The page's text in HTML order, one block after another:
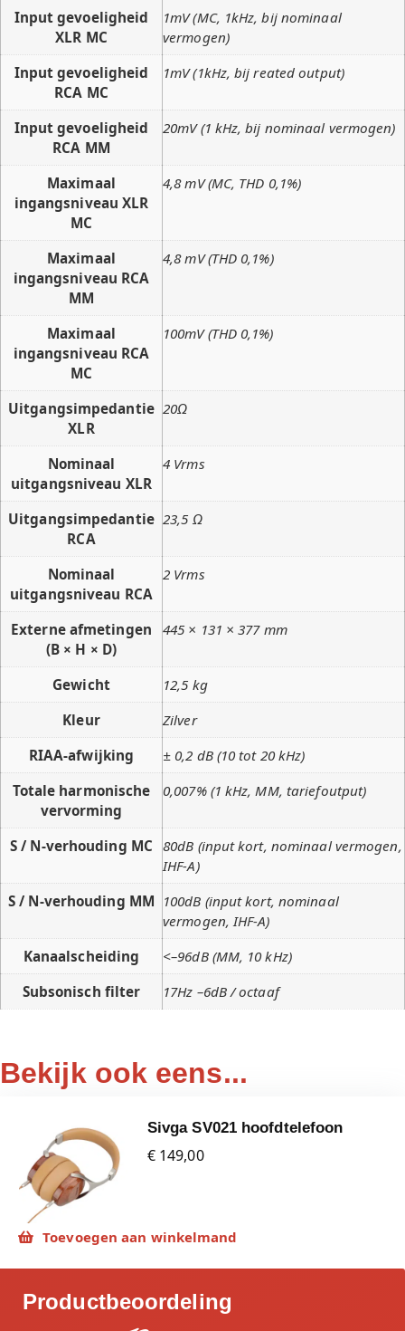
Input gevoeligheid
XLR MC
1mV (MC, 1kHz, bij nominaal
vermogen)
Input gevoeligheid
RCA MC
1mV (1kHz, bij reated output)
Input gevoeligheid
RCA MM
20mV (1 kHz, bij nominaal vermogen)
Maximaal
ingangsniveau XLR
MC
4,8 mV (MC, THD 0,1%)
Maximaal
ingangsniveau RCA
MM
4,8 mV (THD 0,1%)
Maximaal
ingangsniveau RCA
MC
100mV (THD 0,1%)
Uitgangsimpedantie
XLR
20Ω
Nominaal
uitgangsniveau XLR
4 Vrms
Uitgangsimpedantie
RCA
23,5 Ω
Nominaal
uitgangsniveau RCA
2 Vrms
Externe afmetingen
(B × H × D)
445 × 131 × 377 mm
Gewicht
12,5 kg
Kleur
Zilver
RIAA-afwijking
± 0,2 dB (10 tot 20 kHz)
Totale harmonische
vervorming
0,007% (1 kHz, MM, tariefoutput)
S / N-verhouding MC 80dB (input kort, nominaal vermogen,
IHF-A)
S / N-verhouding MM 100dB (input kort, nominaal
vermogen, IHF-A)
Kanaalscheiding
<–96dB (MM, 10 kHz)
Subsonisch filter
17Hz –6dB / octaaf
Bekijk ook eens...
Sivga SV021 hoofdtelefoon
€ 149,00
Toevoegen aan winkelmand
Productbeoordeling